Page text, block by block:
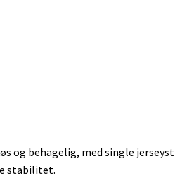
og behagelig, med single
stabilitet.